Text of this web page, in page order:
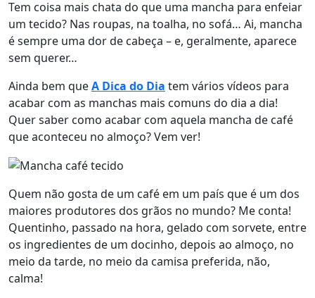
Tem coisa mais chata do que uma mancha para enfeiar
um tecido? Nas roupas, na toalha, no sofá… Ai, mancha
é sempre uma dor de cabeça – e, geralmente, aparece
sem querer…
Ainda bem queA Dica do Dia tem vários vídeos para
acabar com as manchas mais comuns do dia a dia!
Quer saber como acabar com aquela mancha de café
que aconteceu no almoço? Vem ver!
Quem não gosta de um café em um país que é um dos
maiores produtores dos grãos no mundo? Me conta!
Quentinho, passado na hora, gelado com sorvete, entre
os ingredientes de um docinho, depois ao almoço, no
meio da tarde, no meio da camisa preferida, não,
calma!